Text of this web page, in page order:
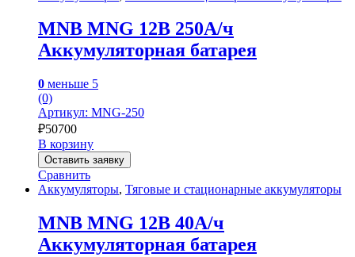
MNB MNG 12В 250А/ч
Аккумуляторная батарея
0 меньше 5
(0)
Артикул: MNG-250
₽50700
В корзину
Оставить заявку
Сравнить
Аккумуляторы, Тяговые и стационарные аккумуляторы
MNB MNG 12В 40А/ч
Аккумуляторная батарея